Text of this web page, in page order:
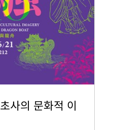
사의 문화적 이